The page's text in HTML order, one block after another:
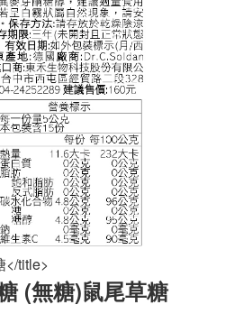
</title>
(無糖)鼠尾草糖